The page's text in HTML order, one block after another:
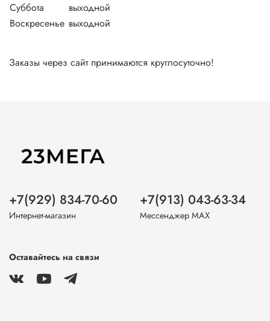
Суббота
выходной
Воскресенье выходной
Заказы через сайт принимаются круглосуточно!
+7(929) 834-70-60
Интернет-магазин
+7(913) 043-63-34
Мессенджер MAX
Оставайтесь на связи